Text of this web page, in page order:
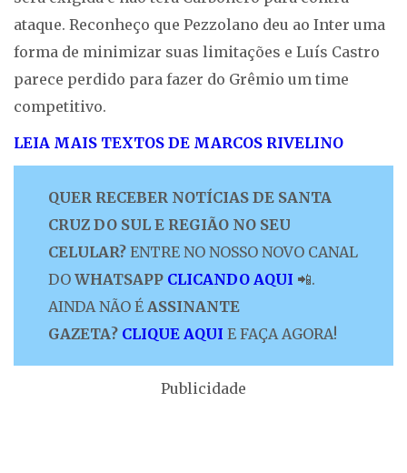
ataque. Reconheço que Pezzolano deu ao Inter uma
forma de minimizar suas limitações e Luís Castro
parece perdido para fazer do Grêmio um time
competitivo.
LEIA MAIS TEXTOS DE MARCOS RIVELINO
QUER RECEBER NOTÍCIAS DE SANTA
CRUZ DO SUL E REGIÃO NO SEU
CELULAR? ENTRE NO NOSSO NOVO CANAL
DO WHATSAPP CLICANDO AQUI 📲.
AINDA NÃO É ASSINANTE
GAZETA? CLIQUE AQUI E FAÇA AGORA!
Publicidade